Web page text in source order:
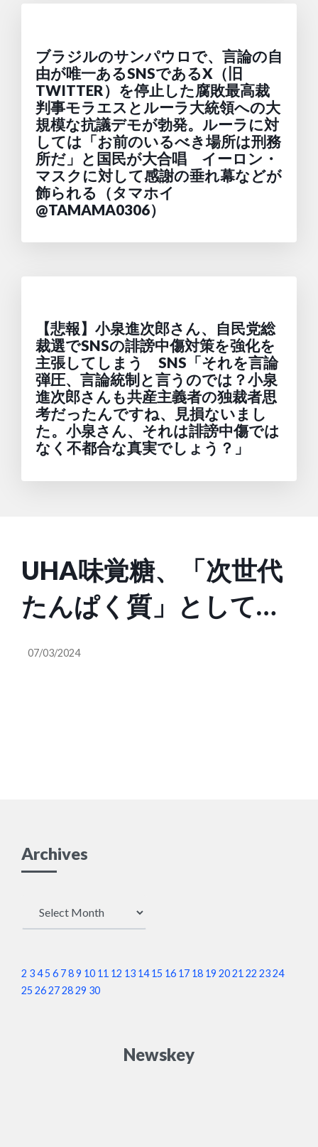
ブラジルのサンパウロで、言論の自
由が唯一あるSNSであるX（旧
TWITTER）を停止した腐敗最高裁
判事モラエスとルーラ大統領への大
規模な抗議デモが勃発。ルーラに対
しては「お前のいるべき場所は刑務
所だ」と国民が大合唱 イーロン・
マスクに対して感謝の垂れ幕などが
飾られる（タマホイ
@TAMAMA0306）
【悲報】小泉進次郎さん、自民党総
裁選でSNSの誹謗中傷対策を強化を
主張してしまう SNS「それを言論
弾圧、言論統制と言うのでは？小泉
進次郎さんも共産主義者の独裁者思
考だったんですね、見損ないまし
た。小泉さん、それは誹謗中傷では
なく不都合な真実でしょう？」
UHA味覚糖、「次世代
たんぱく質」として期
待される「食用コオロ
07/03/2024
Newskey
Archives
2 345 6 789 10 11 12 13 14 15 16 17 18 19 2021 22 2324
25 26272829 30